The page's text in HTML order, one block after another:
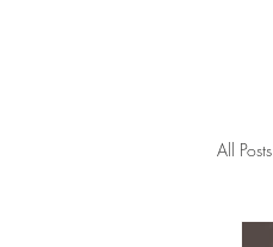
All Posts